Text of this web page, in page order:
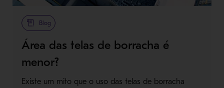
Blog
Área das telas de borracha é
menor?
Existe um mito que o uso das telas de borracha